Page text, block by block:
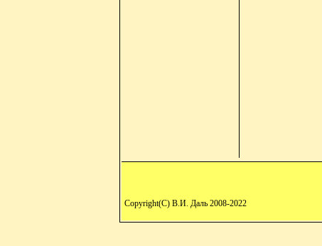
Copyright(C) В.И. Даль 2008-2022